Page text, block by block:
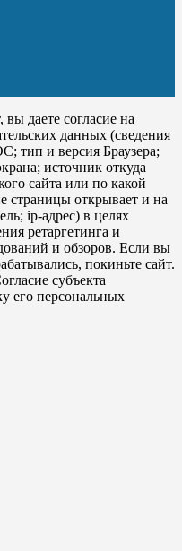
даете согласие на
данных (сведения
тип и версия Браузера;
источник откуда
сайта или по какой
страницы открывает и на
ip-адрес) в целях
ретаргетинга и
и обзоров. Если вы
покиньте сайт.
субъекта
его персональных